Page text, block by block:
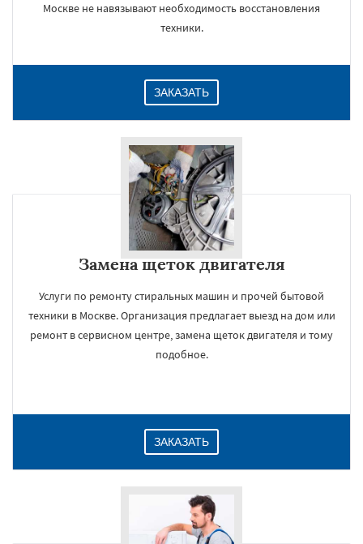
Москве не навязывают необходимость восстановления
техники.
ЗАКАЗАТЬ
Замена щеток двигателя
Услуги по ремонту стиральных машин и прочей бытовой
техники в Москве. Организация предлагает выезд на дом или
ремонт в сервисном центре, замена щеток двигателя и тому
подобное.
ЗАКАЗАТЬ